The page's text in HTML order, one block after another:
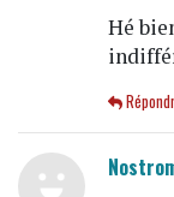
Hé